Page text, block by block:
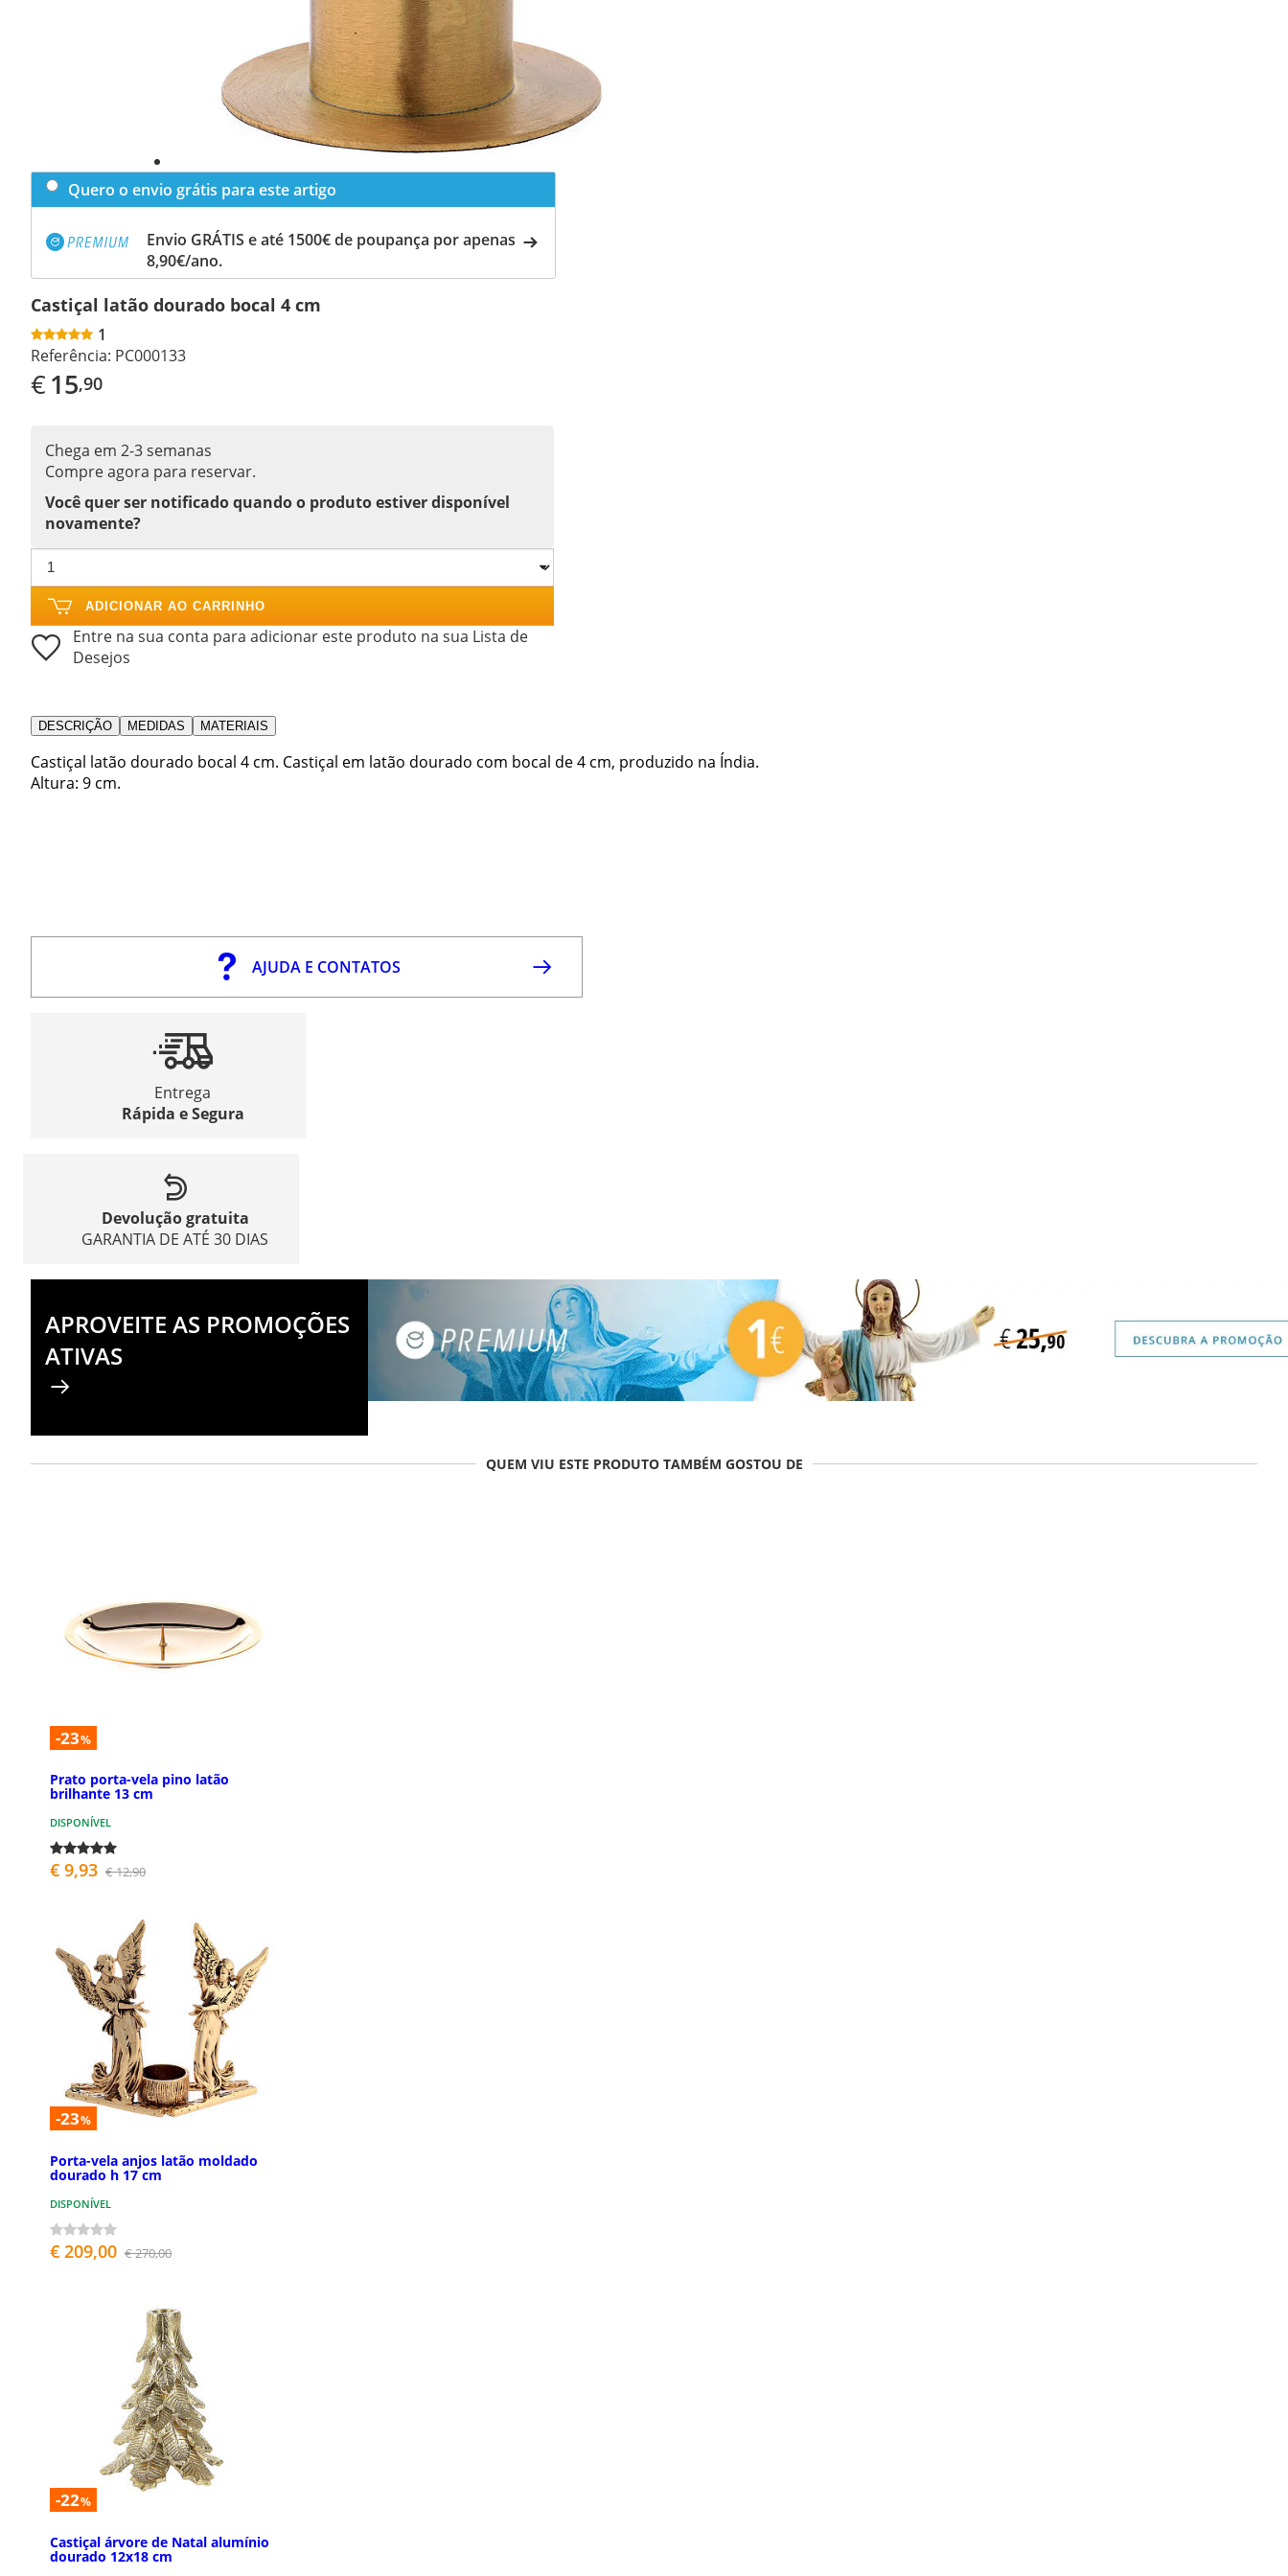
Quero o envio grátis para este artigo
Envio GRÁTIS e até 1500€ de poupança por apenas
8,90€/ano.
Castiçal latão dourado bocal 4 cm
1
Referência: PC000133
€15,90
Chega em 2-3 semanas
Compre agora para reservar.
Você quer ser notificado quando o produto estiver disponível
novamente?
ADICIONAR AO CARRINHO
Entre na sua conta para adicionar este produto na sua Lista de
Desejos
DESCRIÇÃO MEDIDAS MATERIAIS
Castiçal latão dourado bocal 4 cm. Castiçal em latão dourado com bocal de 4 cm, produzido na Índia.
Altura: 9 cm.
AJUDA E CONTATOS
Entrega
Rápida e Segura
Devolução gratuita
GARANTIA DE ATÉ 30 DIAS
APROVEITE AS PROMOÇÕES
ATIVAS
QUEM VIU ESTE PRODUTO TAMBÉM GOSTOU DE
-23%
Prato porta-vela pino latão
brilhante 13 cm
DISPONÍVEL
€ 9,93 € 12,90
-23%
Porta-vela anjos latão moldado
dourado h 17 cm
DISPONÍVEL
€ 209,00 € 270,00
-22%
Castiçal árvore de Natal alumínio
dourado 12x18 cm